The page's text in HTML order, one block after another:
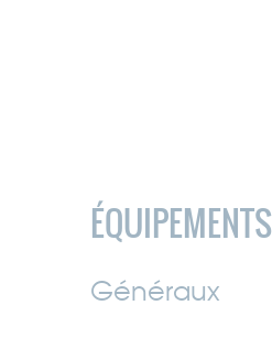
ÉQUIPEMENTS
Généraux